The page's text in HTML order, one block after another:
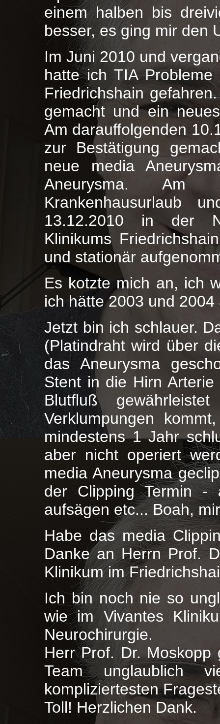
einem halben bis
besser, es ging mir den
Im Juni 2010 und
hatte ich TIA
Friedrichshain
gemacht und ein
Am darauffolgenden
zur Bestätigung
neue media
Aneurysma. Am
Krankenhausurlaub
13.12.2010 in der
Klinikums
und stationär
Es kotzte mich an, ich
ich hätte 2003 und
Jetzt bin ich schlauer.
(Platindraht wird über
das Aneurysma
Stent in die Hirn
Blutfluß
Verklumpungen
mindestens 1 Jahr
aber nicht operiert
media Aneurysma
der Clipping Termin
aufsägen etc... Boah,
Habe das media
Danke an Herrn Prof.
Klinikum im
Ich bin noch nie so
wie im Vivantes
Neurochirurgie.
Herr Prof. Dr.
Team unglaublich
kompliziertesten
Toll! Herzlichen Dank.